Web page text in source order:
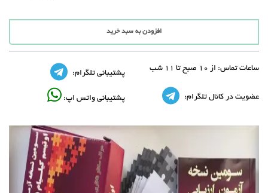
افزودن به سبد خرید
ساعات تماس: از 10 صبح تا 11 شب
پشتیبانی تلگرام:
عضویت در کانال تلگرام: پشتیبانی واتس اپ: